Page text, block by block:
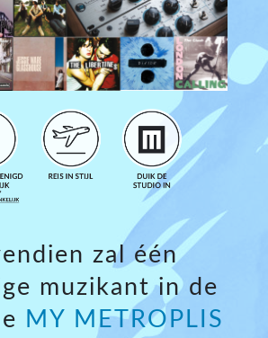
zal één
muzikant in de
MY METROPLIS